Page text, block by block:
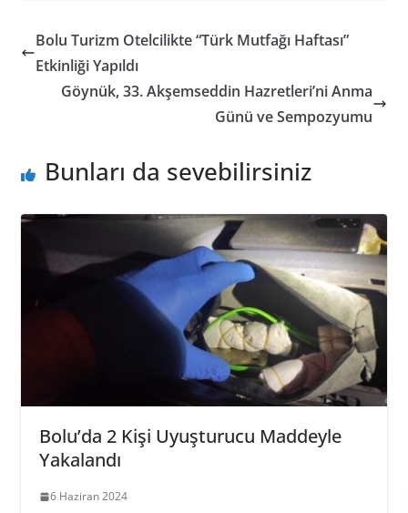
Bolu Turizm Otelcilikte “Türk Mutfağı Haftası”
Etkinliği Yapıldı
Göynük, 33. Akşemseddin Hazretleri’ni Anma
Günü ve Sempozyumu
Bunları da sevebilirsiniz
Bolu’da 2 Kişi Uyuşturucu Maddeyle
Yakalandı
6 Haziran 2024